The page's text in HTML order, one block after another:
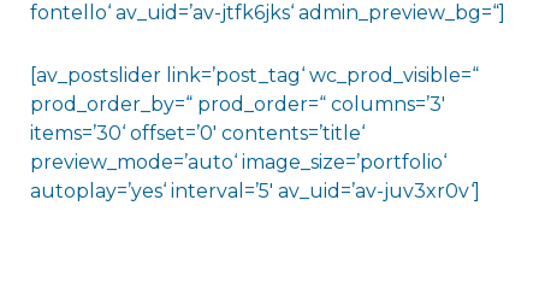
fontello‘ av_uid=’av-jtfk6jks‘ admin_preview_bg=“]
[av_postslider link=’post_tag‘ wc_prod_visible=“
prod_order_by=“ prod_order=“ columns=’3′
items=’30‘ offset=’0′ contents=’title‘
preview_mode=’auto‘ image_size=’portfolio‘
autoplay=’yes‘ interval=’5′ av_uid=’av-juv3xr0v‘]